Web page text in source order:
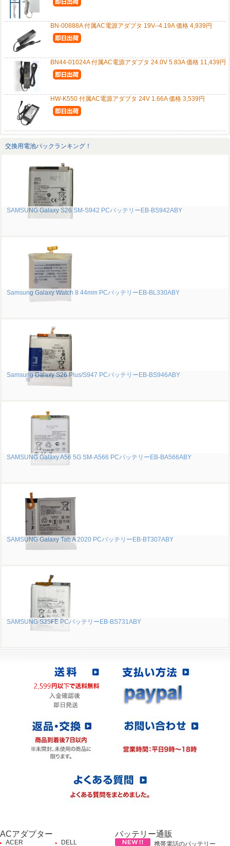
BN-00888A 付属AC電源アダプタ 19V--4.19A 価格 4,939円
BN44-01024A 付属AC電源アダプタ 24.0V 5.83A 価格 11,439円
HW-K550 付属AC電源アダプタ 24V 1.66A 価格 3,539円
交換用電池パックランキング！
SAMSUNG Galaxy S26 SM-S942 PCバッテリーEB-BS942ABY
Samsung Galaxy Watch 8 44mm PCバッテリーEB-BL330ABY
Samsung Galaxy S26 Plus/S947 PCバッテリーEB-BS946ABY
SAMSUNG Galaxy A56 5G SM-A566 PCバッテリーEB-BA566ABY
SAMSUNG Galaxy Tab A 2020 PCバッテリーEB-BT307ABY
SAMSUNG S25FE PCバッテリーEB-BS731ABY
ACアダプター
ACER DELL
バッテリー通販
携帯電話のバッテリー